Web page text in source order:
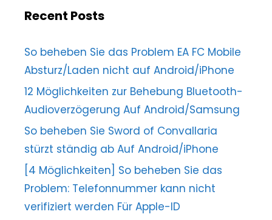
Recent Posts
So beheben Sie das Problem EA FC Mobile
Absturz/Laden nicht auf Android/iPhone
12 Möglichkeiten zur Behebung Bluetooth-
Audioverzögerung Auf Android/Samsung
So beheben Sie Sword of Convallaria
stürzt ständig ab Auf Android/iPhone
[4 Möglichkeiten] So beheben Sie das
Problem: Telefonnummer kann nicht
verifiziert werden Für Apple-ID